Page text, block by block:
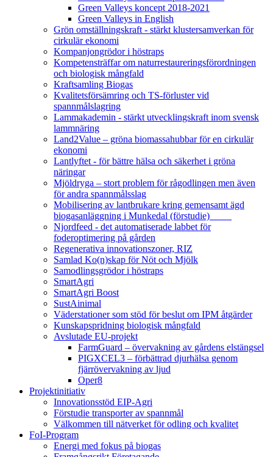
Green Valleys koncept 2018-2021
Green Valleys in English
Grön omställningskraft - stärkt klustersamverkan för
cirkulär ekonomi
Kompanjongrödor i höstraps
Kompetensträffar om naturrestaureringsförordningen
och biologisk mångfald
Kraftsamling Biogas
Kvalitetsförsämring och TS-förluster vid
spannmålslagring
Lammakademin - stärkt utvecklingskraft inom svensk
lammnäring
Land2Value – gröna biomassahubbar för en cirkulär
ekonomi
Lantlyftet - för bättre hälsa och säkerhet i gröna
näringar
Mjöldryga – stort problem för rågodlingen men även
för andra spannmålsslag
Mobilisering av lantbrukare kring gemensamt ägd
biogasanläggning i Munkedal (förstudie)
Njordfeed - det automatiserade labbet för
foderoptimering på gården
Regenerativa innovationszoner, RIZ
Samlad Ko(n)skap för Nöt och Mjölk
Samodlingsgrödor i höstraps
SmartAgri
SmartAgri Boost
SustAinimal
Väderstationer som stöd för beslut om IPM åtgärder
Kunskapspridning biologisk mångfald
Avslutade EU-projekt
FarmGuard – övervakning av gårdens elstängsel
PIGXCEL3 – förbättrad djurhälsa genom
fjärrövervakning av ljud
Oper8
Projektinitiativ
Innovationsstöd EIP-Agri
Förstudie transporter av spannmål
Välkommen till nätverket för odling och kvalitet
FoI-Program
Energi med fokus på biogas